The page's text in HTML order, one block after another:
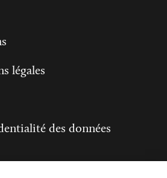
légales
des données